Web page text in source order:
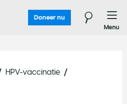
Doneer nu
Menu
HPV-vaccinatie